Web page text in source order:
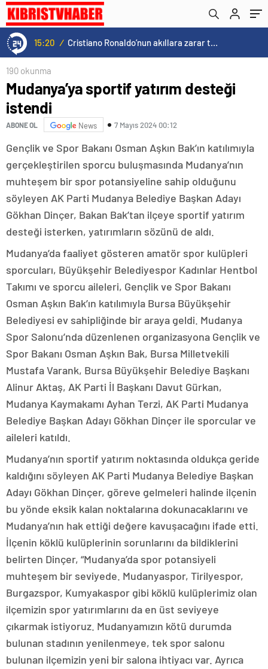
15:20 / Cristiano Ronaldo’nun akıllara zarar tüm kariyerinin istatistiğini çıkardık !
190 okunma
Mudanya’ya sportif yatırım desteği
istendi
ABONE OL News 7 Mayıs 2024 00:12
Gençlik ve Spor Bakanı Osman Aşkın Bak’ın katılımıyla
gerçekleştirilen sporcu buluşmasında Mudanya’nın
muhteşem bir spor potansiyeline sahip olduğunu
söyleyen AK Parti Mudanya Belediye Başkan Adayı
Gökhan Dinçer, Bakan Bak’tan ilçeye sportif yatırım
desteği isterken, yatırımların sözünü de aldı.
Mudanya’da faaliyet gösteren amatör spor kulüpleri
sporcuları, Büyükşehir Belediyespor Kadınlar Hentbol
Takımı ve sporcu aileleri, Gençlik ve Spor Bakanı
Osman Aşkın Bak’ın katılımıyla Bursa Büyükşehir
Belediyesi ev sahipliğinde bir araya geldi. Mudanya
Spor Salonu’nda düzenlenen organizasyona Gençlik ve
Spor Bakanı Osman Aşkın Bak, Bursa Milletvekili
Mustafa Varank, Bursa Büyükşehir Belediye Başkanı
Alinur Aktaş, AK Parti İl Başkanı Davut Gürkan,
Mudanya Kaymakamı Ayhan Terzi, AK Parti Mudanya
Belediye Başkan Adayı Gökhan Dinçer ile sporcular ve
aileleri katıldı.
Mudanya’nın sportif yatırım noktasında oldukça geride
kaldığını söyleyen AK Parti Mudanya Belediye Başkan
Adayı Gökhan Dinçer, göreve gelmeleri halinde ilçenin
bu yönde eksik kalan noktalarına dokunacaklarını ve
Mudanya’nın hak ettiği değere kavuşacağını ifade etti.
İlçenin köklü kulüplerinin sorunlarını da bildiklerini
belirten Dinçer, “Mudanya’da spor potansiyeli
muhteşem bir seviyede. Mudanyaspor, Tirilyespor,
Burgazspor, Kumyakaspor gibi köklü kulüplerimiz olan
ilçemizin spor yatırımlarını da en üst seviyeye
çıkarmak istiyoruz. Mudanyamızın kötü durumda
bulunan stadının yenilenmeye, tek spor salonu
bulunan ilçemizin yeni bir salona ihtiyacı var. Ayrıca